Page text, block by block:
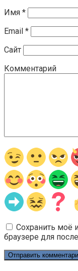
Имя *
Email *
Сайт
Комментарий
Сохранить моё
браузере для